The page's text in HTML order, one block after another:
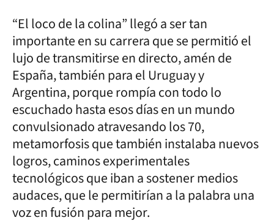
“El loco de la colina” llegó a ser tan
importante en su carrera que se permitió el
lujo de transmitirse en directo, amén de
España, también para el Uruguay y
Argentina, porque rompía con todo lo
escuchado hasta esos días en un mundo
convulsionado atravesando los 70,
metamorfosis que también instalaba nuevos
logros, caminos experimentales
tecnológicos que iban a sostener medios
audaces, que le permitirían a la palabra una
voz en fusión para mejor.